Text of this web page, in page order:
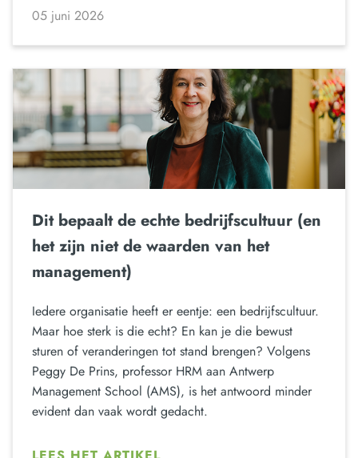
05 juni 2026
Dit bepaalt de echte bedrijfscultuur (en
het zijn niet de waarden van het
management)
Iedere organisatie heeft er eentje: een bedrijfscultuur.
Maar hoe sterk is die echt? En kan je die bewust
sturen of veranderingen tot stand brengen? Volgens
Peggy De Prins, professor HRM aan Antwerp
Management School (AMS), is het antwoord minder
evident dan vaak wordt gedacht.